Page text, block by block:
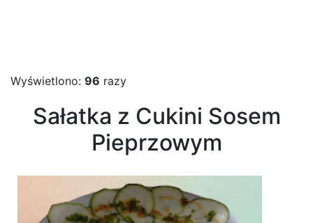
Wyświetlono: 96 razy
Sałatka z Cukini Sosem
Pieprzowym